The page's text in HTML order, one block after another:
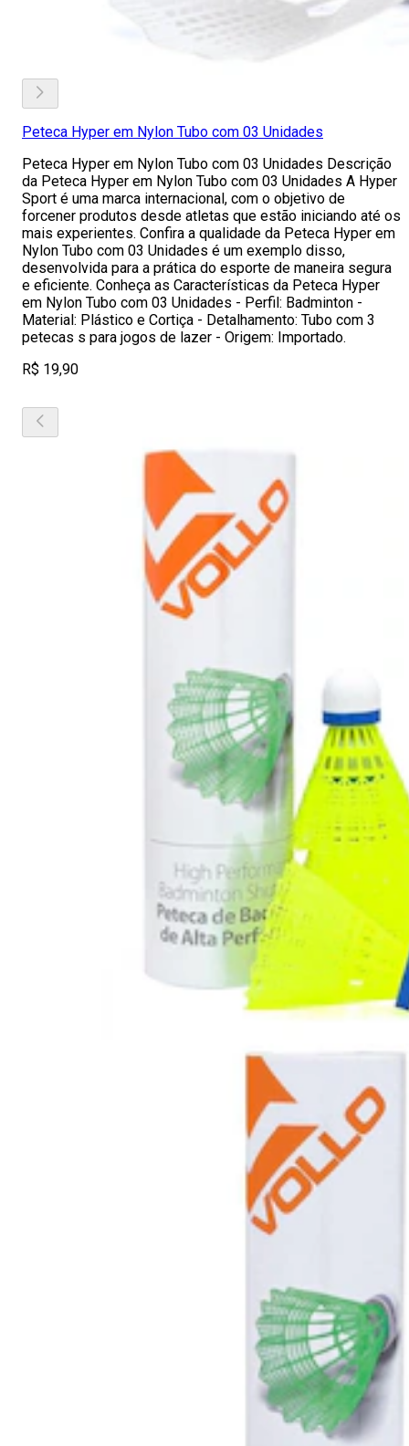
Peteca Hyper em Nylon Tubo com 03 Unidades
Peteca Hyper em Nylon Tubo com 03 Unidades Descrição
da Peteca Hyper em Nylon Tubo com 03 Unidades A Hyper
Sport é uma marca internacional, com o objetivo de
forcener produtos desde atletas que estão iniciando até os
mais experientes. Confira a qualidade da Peteca Hyper em
Nylon Tubo com 03 Unidades é um exemplo disso,
desenvolvida para a prática do esporte de maneira segura
e eficiente. Conheça as Características da Peteca Hyper
em Nylon Tubo com 03 Unidades - Perfil: Badminton -
Material: Plástico e Cortiça - Detalhamento: Tubo com 3
petecas s para jogos de lazer - Origem: Importado.
R$ 19,90